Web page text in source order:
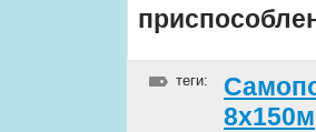
теги:
8х150м